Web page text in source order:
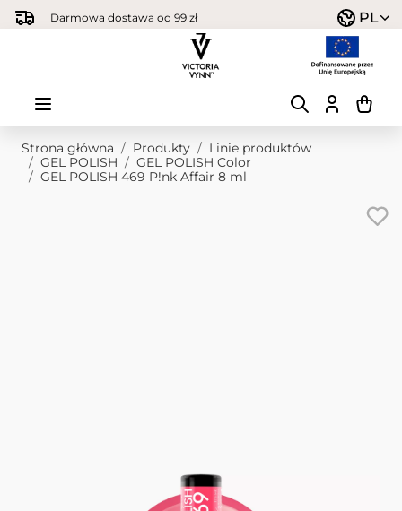
Przejdź do treści
Darmowa dostawa od 99 zł PL
Strona główna / Produkty / Linie produktów
/ GEL POLISH / GEL POLISH Color
/ GEL POLISH 469 P!nk Affair 8 ml
Lakier hybrydowy